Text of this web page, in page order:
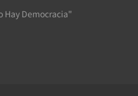
Hay Democracia"